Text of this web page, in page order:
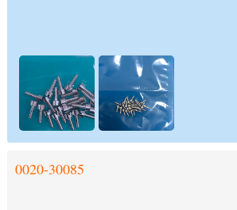
0020-30085